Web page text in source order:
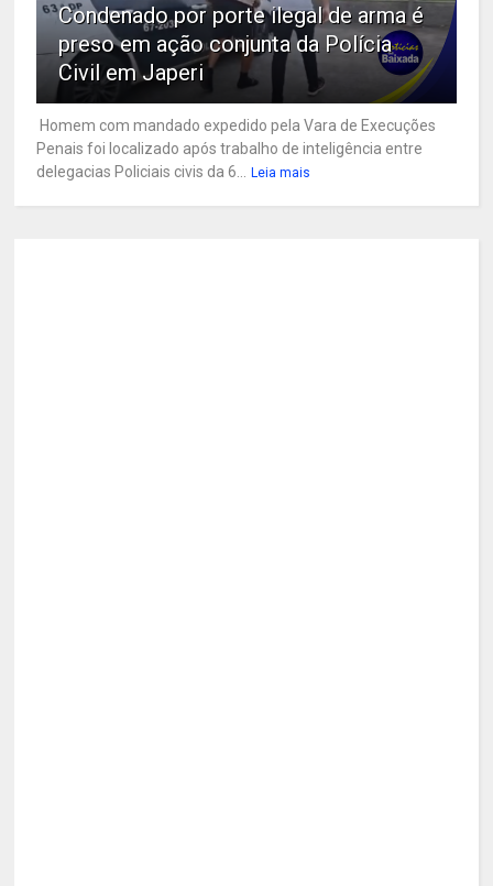
Condenado por porte ilegal de arma é
preso em ação conjunta da Polícia
Civil em Japeri
Homem com mandado expedido pela Vara de Execuções
Penais foi localizado após trabalho de inteligência entre
delegacias Policiais civis da 6...
Leia mais